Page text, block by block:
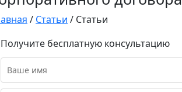
/ Статьи / Статьи
Получите бесплатную консультацию